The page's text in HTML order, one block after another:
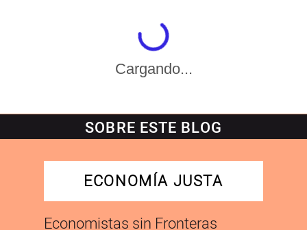
Cargando...
SOBRE ESTE BLOG
ECONOMÍA JUSTA
Economistas sin Fronteras